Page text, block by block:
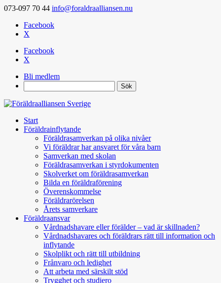
073-097 70 44 info@foraldraalliansen.nu
Facebook
X
Facebook
X
Bli medlem
Start
Föräldrainflytande
Föräldrasamverkan på olika nivåer
Vi föräldrar har ansvaret för våra barn
Samverkan med skolan
Föräldrasamverkan i styrdokumenten
Skolverket om föräldrasamverkan
Bilda en föräldraförening
Överenskommelse
Föräldrarörelsen
Årets samverkare
Föräldraansvar
Vårdnadshavare eller förälder – vad är skillnaden?
Vårdnadshavares och föräldrars rätt till information och
inflytande
Skolplikt och rätt till utbildning
Frånvaro och ledighet
Att arbeta med särskilt stöd
Trygghet och studiero